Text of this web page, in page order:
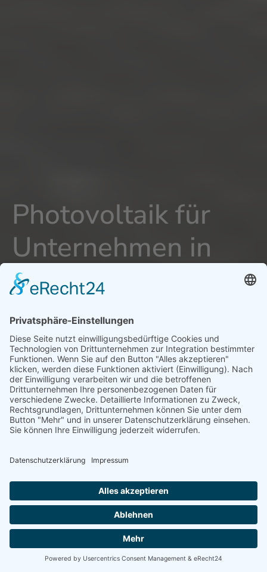
Photovoltaik für
Unternehmen in
Mertingen -
Energetische
Sanierung Bayern
Maximale Energieeffizienz für Ihr
Unternehmen
Willkommen bei Energetische Sanierung Bayern –
Ihrem Experten für Photovoltaik für Unternehmen in
Mertingen, speziell für Gewerbekunden und Betriebe
Full-Service-Ansatz garantiert Ihnen eine sorgenfreie
bis zur finalen Inbetriebnahme.
100% kostenloses Erstgespräch